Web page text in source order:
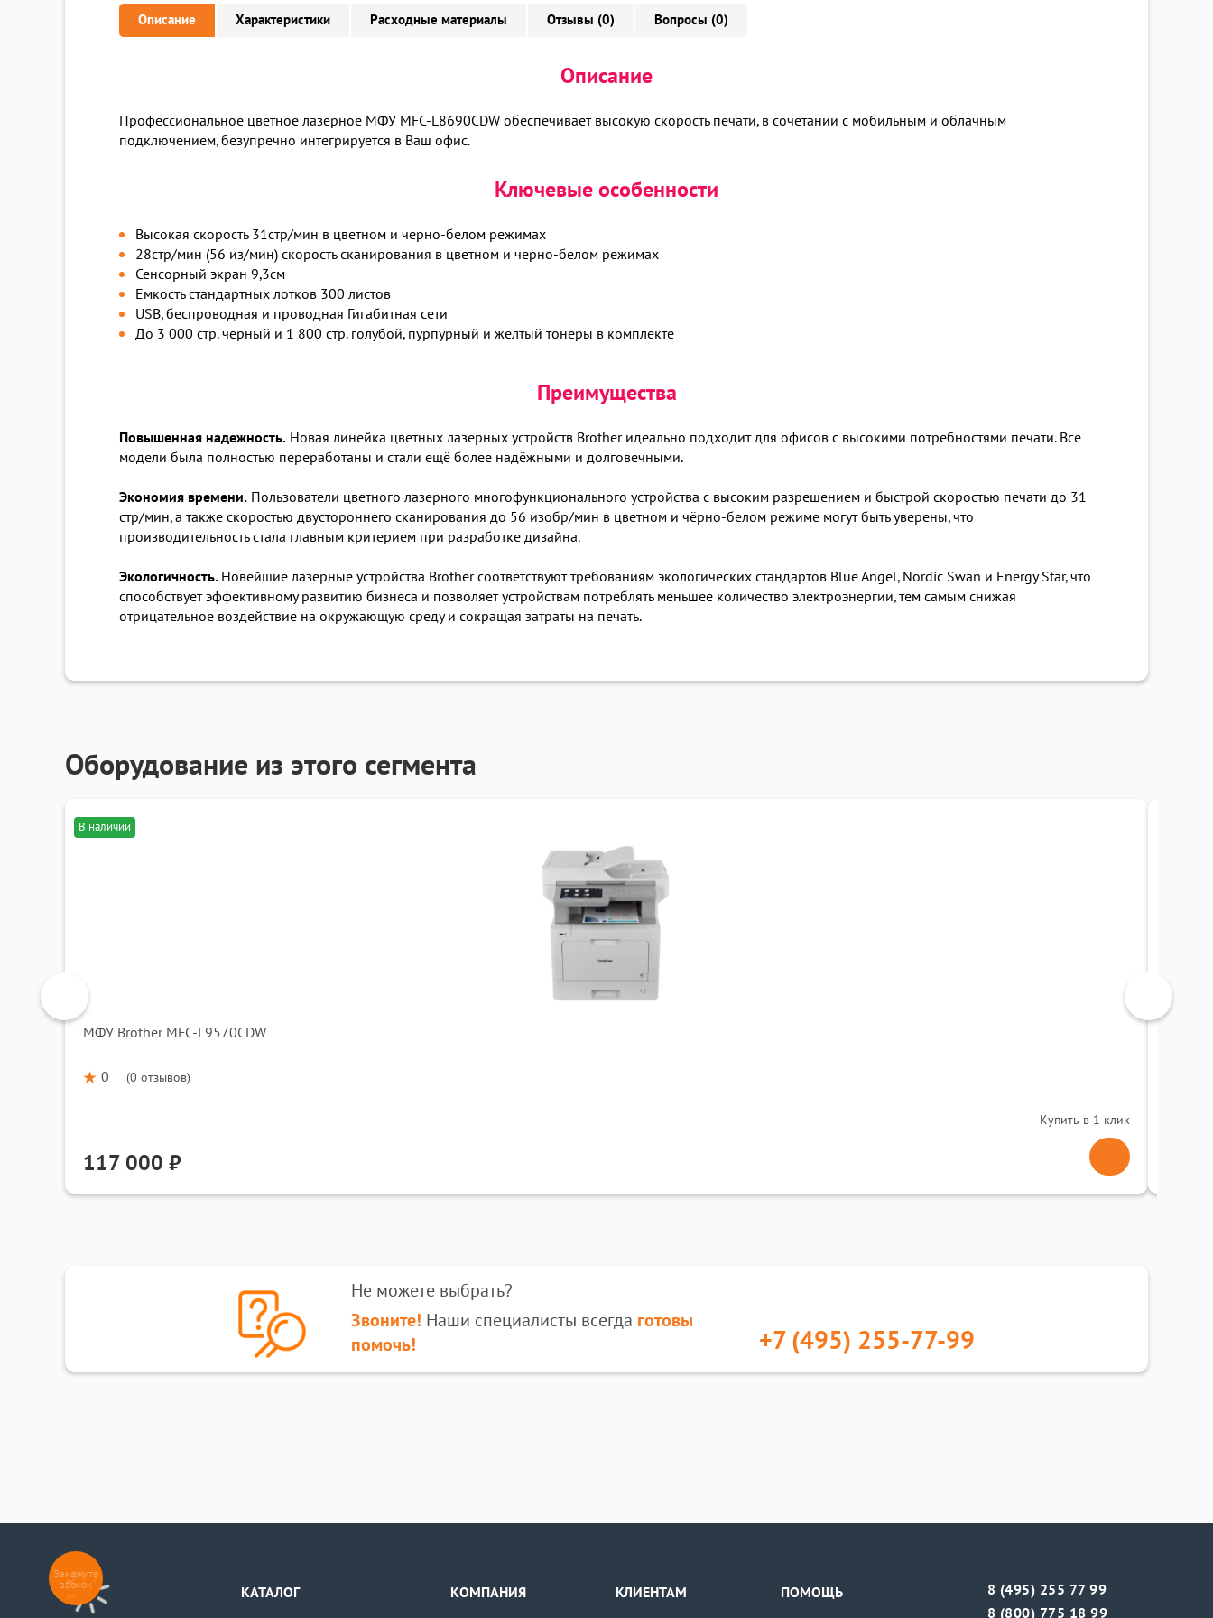
Описание Характеристики Расходные материалы Отзывы (0) Вопросы (0)
Описание
Профессиональное цветное лазерное МФУ MFC-L8690CDW обеспечивает высокую скорость печати, в сочетании с мобильным и облачным
подключением, безупречно интегрируется в Ваш офис.
Ключевые особенности
Высокая скорость 31стр/мин в цветном и черно-белом режимах
28стр/мин (56 из/мин) скорость сканирования в цветном и черно-белом режимах
Сенсорный экран 9,3см
Емкость стандартных лотков 300 листов
USB, беспроводная и проводная Гигабитная сети
До 3 000 стр. черный и 1 800 стр. голубой, пурпурный и желтый тонеры в комплекте
Преимущества
Повышенная надежность. Новая линейка цветных лазерных устройств Brother идеально подходит для офисов с высокими потребностями печати. Все
модели была полностью переработаны и стали ещё более надёжными и долговечными.
Экономия времени. Пользователи цветного лазерного многофункционального устройства с высоким разрешением и быстрой скоростью печати до 31
стр/мин, а также скоростью двустороннего сканирования до 56 изобр/мин в цветном и чёрно-белом режиме могут быть уверены, что
производительность стала главным критерием при разработке дизайна.
Экологичность. Новейшие лазерные устройства Brother соответствуют требованиям экологических стандартов Blue Angel, Nordic Swan и Energy Star, что
способствует эффективному развитию бизнеса и позволяет устройствам потреблять меньшее количество электроэнергии, тем самым снижая
отрицательное воздействие на окружающую среду и сокращая затраты на печать.
Оборудование из этого сегмента
В наличии
МФУ Brother MFC-L9570CDW
0 (0 отзывов)
Купить в 1 клик
117 000 ₽
Не можете выбрать?
Звоните! Наши специалисты всегда готовы
помочь!
+7 (495) 255-77-99
КАТАЛОГ КОМПАНИЯ КЛИЕНТАМ ПОМОЩЬ
8 (495) 255 77 99
8 (800) 775 18 99
Закажите
звонок